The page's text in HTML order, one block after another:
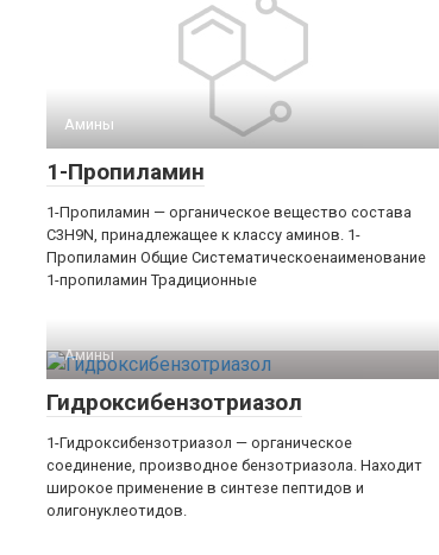
Амины‎
1-Пропиламин
1-Пропиламин — органическое вещество состава
C3H9N, принадлежащее к классу аминов. 1-​
Пропиламин Общие Систематическоенаименование
1-​пропиламин Традиционные
Амины‎
Гидроксибензотриазол
1-Гидроксибензотриазол — органическое
соединение, производное бензотриазола. Находит
широкое применение в синтезе пептидов и
олигонуклеотидов.